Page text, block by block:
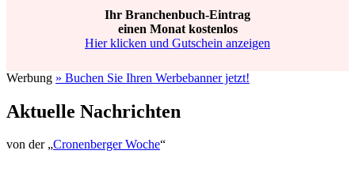
Ihr Branchenbuch-Eintrag
einen Monat kostenlos
Hier klicken und Gutschein anzeigen
Werbung » Buchen Sie Ihren Werbebanner jetzt!
Aktuelle Nachrichten
von der „Cronenberger Woche“